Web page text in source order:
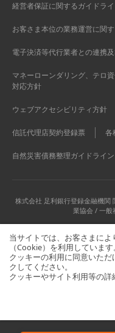
経営者保証に関するガイドラ
お客さま本位の業務運営に関
電子決済等代行業者との連携
マネーローンダリング、テロ
対応方針
ウェブアクセシビリティ方針
信託代理店契約登録票 各
自然災害債務整理ガイドライ
株式会社 足利銀行登録金融機関
業協会 / 一般
Copyright © The
当サイトでは、お客さまに
（Cookie）を利用しています
クッキーの利用に同意いた
クしてください。
クッキーやサイト利用等の詳